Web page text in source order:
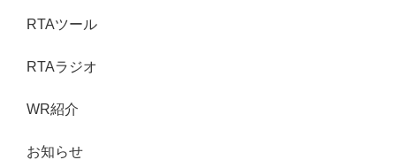
RTAツール
RTAラジオ
WR紹介
お知らせ